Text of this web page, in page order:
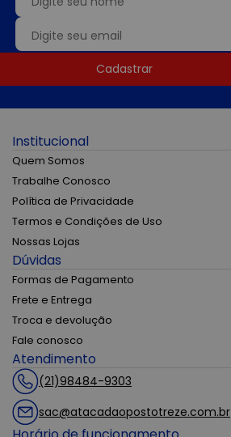
Cadastrar
Institucional
Quem Somos
Trabalhe Conosco
Política de Privacidade
Termos e Condições de Uso
Nossas Lojas
Dúvidas
Formas de Pagamento
Frete e Entrega
Troca e devolução
Fale conosco
Atendimento
(21)98484-9303
sac@atacadaopostotreze.com.br